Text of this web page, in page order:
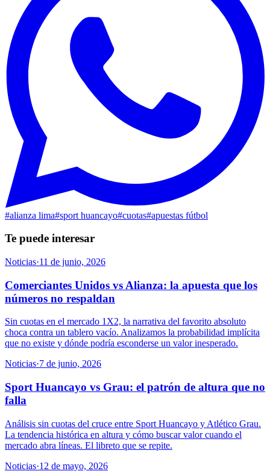
#alianza lima#sport huancayo#cuotas#apuestas fútbol
Te puede interesar
Noticias·11 de junio, 2026
Comerciantes Unidos vs Alianza: la apuesta que los
números no respaldan
Sin cuotas en el mercado 1X2, la narrativa del favorito absoluto
choca contra un tablero vacío. Analizamos la probabilidad implícita
que no existe y dónde podría esconderse un valor inesperado.
Noticias·7 de junio, 2026
Sport Huancayo vs Grau: el patrón de altura que no
falla
Análisis sin cuotas del cruce entre Sport Huancayo y Atlético Grau.
La tendencia histórica en altura y cómo buscar valor cuando el
mercado abra líneas. El libreto que se repite.
Noticias·12 de mayo, 2026